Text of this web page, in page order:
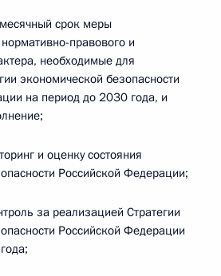
срок меры
правового и
необходимые для
экономической безопасности
на период до 2030 года, и
и оценку состояния
Российской Федерации;
за реализацией Стратегии
Российской Федерации